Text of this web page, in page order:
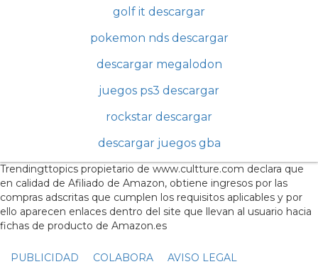
golf it descargar
pokemon nds descargar
descargar megalodon
juegos ps3 descargar
rockstar descargar
descargar juegos gba
Trendingttopics propietario de www.cultture.com declara que
en calidad de Afiliado de Amazon, obtiene ingresos por las
compras adscritas que cumplen los requisitos aplicables y por
ello aparecen enlaces dentro del site que llevan al usuario hacia
fichas de producto de Amazon.es
PUBLICIDAD COLABORA AVISO LEGAL